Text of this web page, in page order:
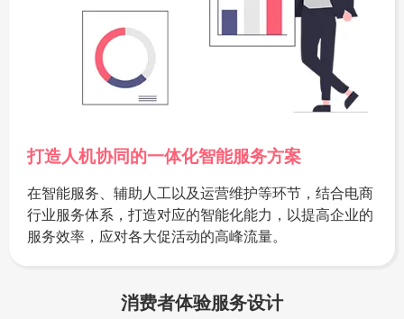
打造人机协同的一体化智能服务方案
在智能服务、辅助人工以及运营维护等环节，结合电商
行业服务体系，打造对应的智能化能力，以提高企业的
服务效率，应对各大促活动的高峰流量。
消费者体验服务设计